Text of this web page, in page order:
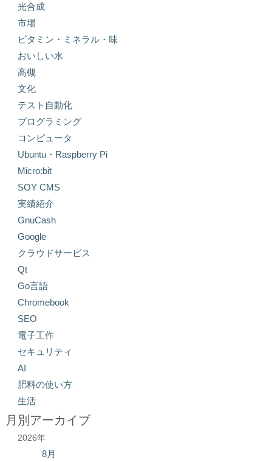
光合成
市場
ビタミン・ミネラル・味
おいしい水
高槻
文化
テスト自動化
プログラミング
コンピュータ
Ubuntu・Raspberry Pi
Micro:bit
SOY CMS
実績紹介
GnuCash
Google
クラウドサービス
Qt
Go言語
Chromebook
SEO
電子工作
セキュリティ
AI
肥料の使い方
生活
月別アーカイブ
2026年
8月